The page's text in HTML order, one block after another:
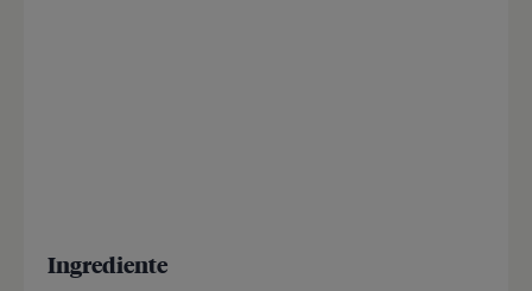
Ingrediente